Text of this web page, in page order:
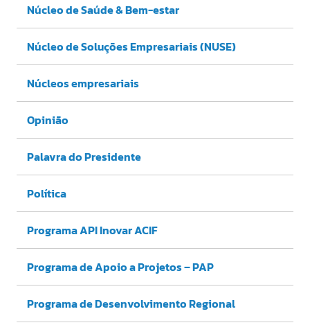
Núcleo de Saúde & Bem-estar
Núcleo de Soluções Empresariais (NUSE)
Núcleos empresariais
Opinião
Palavra do Presidente
Política
Programa API Inovar ACIF
Programa de Apoio a Projetos – PAP
Programa de Desenvolvimento Regional